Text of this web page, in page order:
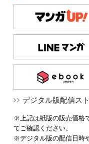
デジタル版配信ス
※上記は紙版の販売価格
てご確認ください。
※デジタル版の配信日時